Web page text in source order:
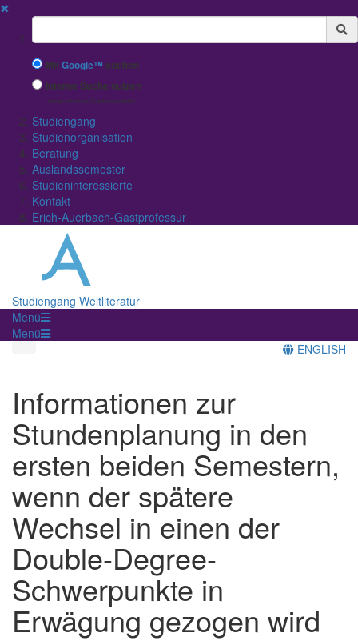
✖
Suchbegriff
MitGoogle™ suchen
Interne Suche nutzen
(eingeschränkte Ergebnisqualität)
Studiengang
Studienorganisation
Beratung
Auslandssemester
Studieninteressierte
Kontakt
Erich-Auerbach-Gastprofessur
Studiengang Weltliteratur
Menü
Menü
ENGLISH
Informationen zur
Stundenplanung in den
ersten beiden Semestern,
wenn der spätere
Wechsel in einen der
Double-Degree-
Schwerpunkte in
Erwägung gezogen wird